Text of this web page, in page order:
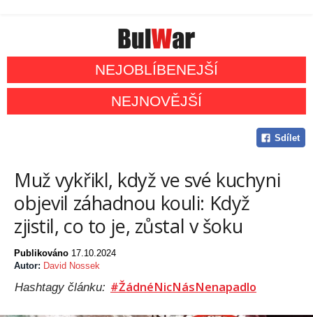
NEJOBLÍBENEJŠÍ
NEJNOVĚJŠÍ
Sdílet
Muž vykřikl, když ve své kuchyni
objevil záhadnou kouli: Když
zjistil, co to je, zůstal v šoku
Publikováno 17.10.2024
Autor: David Nossek
Hashtagy článku: #ŽádnéNicNásNenapadlo